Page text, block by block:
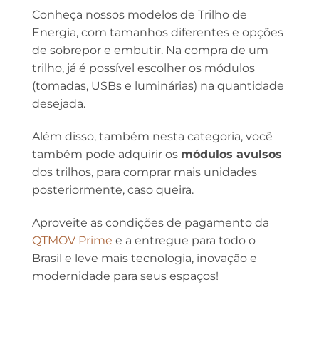
Conheça nossos modelos de Trilho de
Energia, com tamanhos diferentes e opções
de sobrepor e embutir. Na compra de um
trilho, já é possível escolher os módulos
(tomadas, USBs e luminárias) na quantidade
desejada.
Além disso, também nesta categoria, você
também pode adquirir os módulos avulsos
dos trilhos, para comprar mais unidades
posteriormente, caso queira.
Aproveite as condições de pagamento da
QTMOV Prime e a entregue para todo o
Brasil e leve mais tecnologia, inovação e
modernidade para seus espaços!